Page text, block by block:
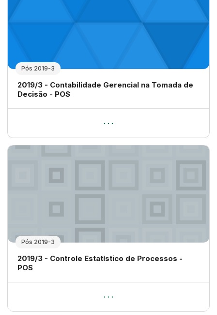
Pós 2019-3
Nome da disciplina
2019/3 - Contabilidade Gerencial na Tomada de
Decisão - POS
Pós 2019-3
Nome da disciplina
2019/3 - Controle Estatístico de Processos -
POS